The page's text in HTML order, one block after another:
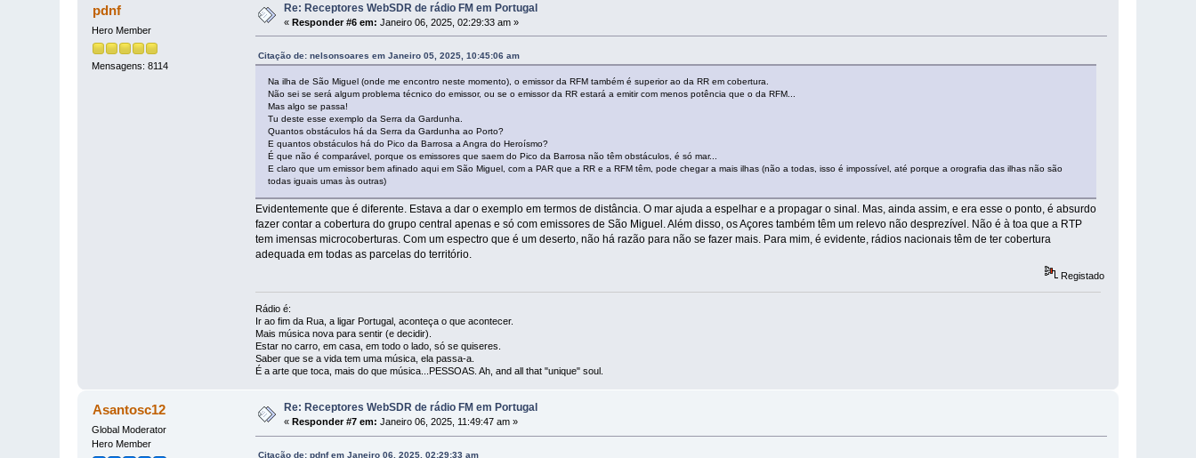
pdnf
Hero Member
Mensagens: 8114
Re: Receptores WebSDR de rádio FM em Portugal
«Responder #6 em: Janeiro 06, 2025, 02:29:33 am »
Citação de: nelsonsoares em Janeiro 05, 2025, 10:45:06 am
Na ilha de São Miguel (onde me encontro neste momento), o emissor da RFM também é superior ao da RR em cobertura.
Não sei se será algum problema técnico do emissor, ou se o emissor da RR estará a emitir com menos potência que o da RFM...
Mas algo se passa!
Tu deste esse exemplo da Serra da Gardunha.
Quantos obstáculos há da Serra da Gardunha ao Porto?
E quantos obstáculos há do Pico da Barrosa a Angra do Heroísmo?
É que não é comparável, porque os emissores que saem do Pico da Barrosa não têm obstáculos, é só mar...
E claro que um emissor bem afinado aqui em São Miguel, com a PAR que a RR e a RFM têm, pode chegar a mais ilhas (não a todas, isso é impossível, até porque a orografia das ilhas não são
todas iguais umas às outras)
Evidentemente que é diferente. Estava a dar o exemplo em termos de distância. O mar ajuda a espelhar e a propagar o sinal. Mas, ainda assim, e era esse o ponto, é absurdo
fazer contar a cobertura do grupo central apenas e só com emissores de São Miguel. Além disso, os Açores também têm um relevo não desprezível. Não é à toa que a RTP
tem imensas microcoberturas. Com um espectro que é um deserto, não há razão para não se fazer mais. Para mim, é evidente, rádios nacionais têm de ter cobertura
adequada em todas as parcelas do território.
Registado
Rádio é:
Ir ao fim da Rua, a ligar Portugal, aconteça o que acontecer.
Mais música nova para sentir (e decidir).
Estar no carro, em casa, em todo o lado, só se quiseres.
Saber que se a vida tem uma música, ela passa-a.
É a arte que toca, mais do que música...PESSOAS. Ah, and all that "unique" soul.
Asantosc12
Global Moderator
Hero Member
Re: Receptores WebSDR de rádio FM em Portugal
«Responder #7 em: Janeiro 06, 2025, 11:49:47 am »
Citação de: pdnf em Janeiro 06, 2025, 02:29:33 am